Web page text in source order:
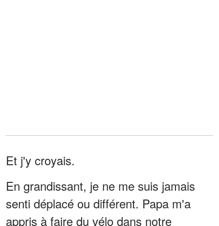
Et j'y croyais.
En grandissant, je ne me suis jamais
senti déplacé ou différent. Papa m'a
appris à faire du vélo dans notre